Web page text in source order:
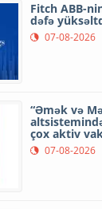
Fitch ABB-
dəfə
07-08-2026
“Əmək və
çox aktiv
07-08-2026